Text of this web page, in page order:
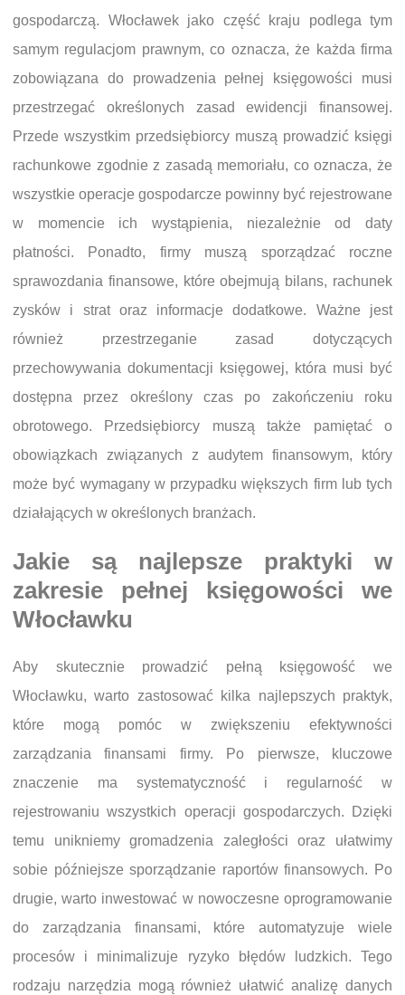
gospodarczą. Włocławek jako część kraju podlega tym
samym regulacjom prawnym, co oznacza, że każda firma
zobowiązana do prowadzenia pełnej księgowości musi
przestrzegać określonych zasad ewidencji finansowej.
Przede wszystkim przedsiębiorcy muszą prowadzić księgi
rachunkowe zgodnie z zasadą memoriału, co oznacza, że
wszystkie operacje gospodarcze powinny być rejestrowane
w momencie ich wystąpienia, niezależnie od daty
płatności. Ponadto, firmy muszą sporządzać roczne
sprawozdania finansowe, które obejmują bilans, rachunek
zysków i strat oraz informacje dodatkowe. Ważne jest
również przestrzeganie zasad dotyczących
przechowywania dokumentacji księgowej, która musi być
dostępna przez określony czas po zakończeniu roku
obrotowego. Przedsiębiorcy muszą także pamiętać o
obowiązkach związanych z audytem finansowym, który
może być wymagany w przypadku większych firm lub tych
działających w określonych branżach.
Jakie są najlepsze praktyki w
zakresie pełnej księgowości we
Włocławku
Aby skutecznie prowadzić pełną księgowość we
Włocławku, warto zastosować kilka najlepszych praktyk,
które mogą pomóc w zwiększeniu efektywności
zarządzania finansami firmy. Po pierwsze, kluczowe
znaczenie ma systematyczność i regularność w
rejestrowaniu wszystkich operacji gospodarczych. Dzięki
temu unikniemy gromadzenia zaległości oraz ułatwimy
sobie późniejsze sporządzanie raportów finansowych. Po
drugie, warto inwestować w nowoczesne oprogramowanie
do zarządzania finansami, które automatyzuje wiele
procesów i minimalizuje ryzyko błędów ludzkich. Tego
rodzaju narzędzia mogą również ułatwić analizę danych